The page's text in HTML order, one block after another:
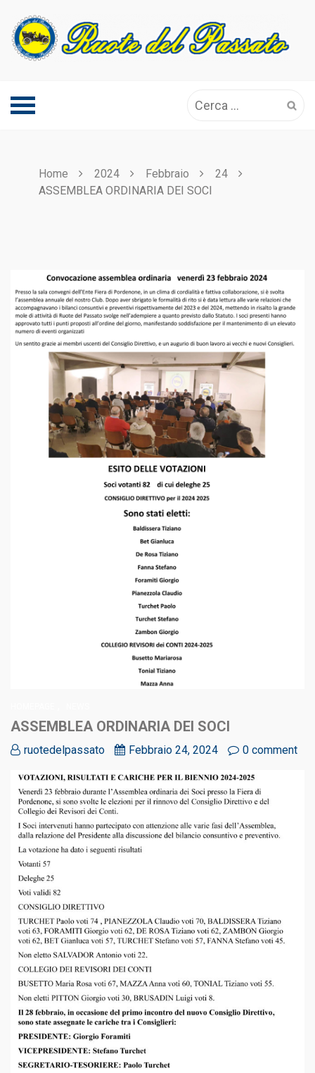
content
per:
Home 2024 Febbraio
24
ASSEMBLEA ORDINARIA DEI SOCI
ASSEMBLEA ORDINARIA DEI SOCI
ruotedelpassato Febbraio 24, 2024 0 comment